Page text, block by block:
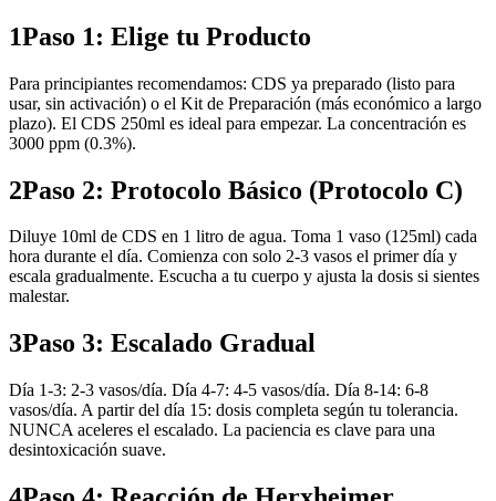
1Paso 1: Elige tu Producto
Para principiantes recomendamos: CDS ya preparado (listo para
usar, sin activación) o el Kit de Preparación (más económico a largo
plazo). El CDS 250ml es ideal para empezar. La concentración es
3000 ppm (0.3%).
2Paso 2: Protocolo Básico (Protocolo C)
Diluye 10ml de CDS en 1 litro de agua. Toma 1 vaso (125ml) cada
hora durante el día. Comienza con solo 2-3 vasos el primer día y
escala gradualmente. Escucha a tu cuerpo y ajusta la dosis si sientes
malestar.
3Paso 3: Escalado Gradual
Día 1-3: 2-3 vasos/día. Día 4-7: 4-5 vasos/día. Día 8-14: 6-8
vasos/día. A partir del día 15: dosis completa según tu tolerancia.
NUNCA aceleres el escalado. La paciencia es clave para una
desintoxicación suave.